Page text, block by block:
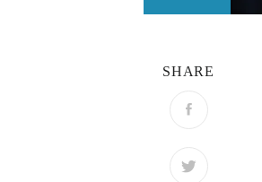
SHARE